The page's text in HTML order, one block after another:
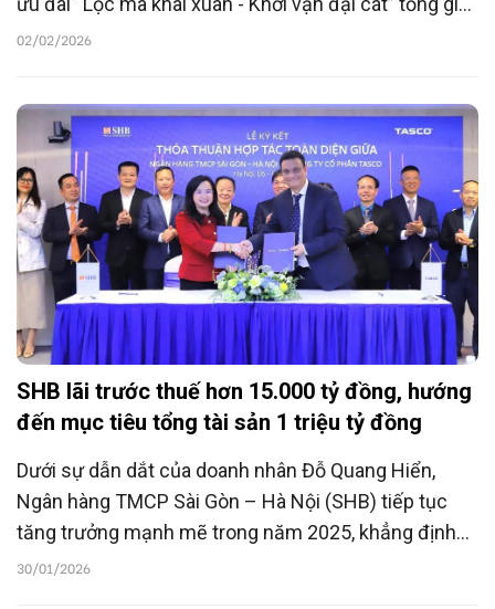
trí lên tới 4,5 tỷ đồng với loạt ưu đãi “khủng” cùng
mới.
02/02/2026
SHB lãi trước thuế hơn 15.000 tỷ đồng, hướng
đến mục tiêu tổng tài sản 1 triệu tỷ đồng
Dưới sự dẫn dắt của doanh nhân Đỗ Quang Hiển,
Ngân hàng TMCP Sài Gòn – Hà Nội (SHB) tiếp tục
tăng trưởng mạnh mẽ trong năm 2025, khẳng định
vai trò là ngân hàng thương mại cổ phần tư nhân hiệu
30/01/2026